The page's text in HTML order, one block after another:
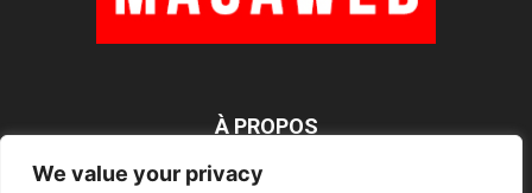
We value your privacy
À PROPOS